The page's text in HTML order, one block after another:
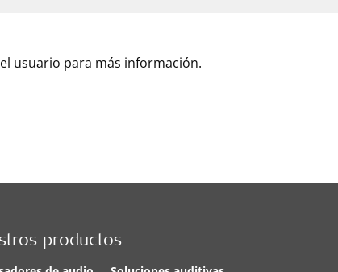
usuario para más información.
productos